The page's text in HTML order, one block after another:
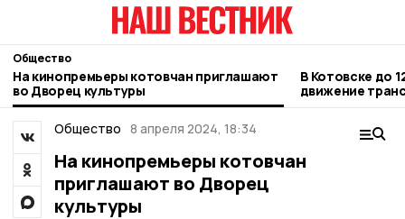
Общество
На кинопремьеры котовчан приглашают
во Дворец культуры
В Котовске до
движение
Новой
Общество 8 апреля 2024, 18:34
На кинопремьеры котовчан
приглашают во Дворец
культуры